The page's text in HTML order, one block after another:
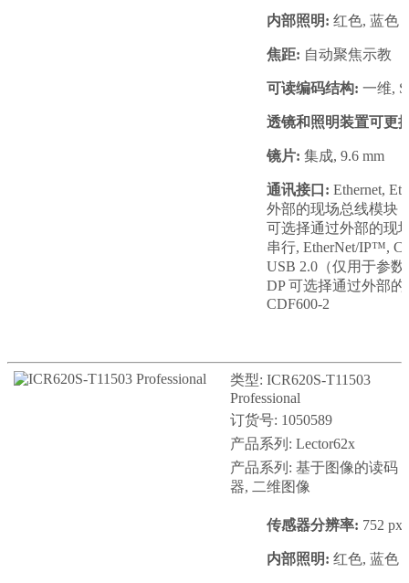
内部照明: 红色, 蓝色
焦距: 自动聚焦示教
可读编码结构: 一维,
透镜和照明装置可更
镜片: 集成, 9.6 mm
通讯接口: Ethernet,
外部的现场总线模块
可选择通过外部的现
串行, EtherNet/IP™,
USB 2.0（仅用于参
DP 可选择通过外部
CDF600-2
类型: ICR620S-T11503
Professional
订货号: 1050589
产品系列: Lector62x
产品系列: 基于图像的读码
器, 二维图像
传感器分辨率: 752 px
内部照明: 红色, 蓝色